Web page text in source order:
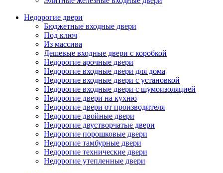
Недорогие двери
Бюджетные входные двери
Под ключ
Из массива
Дешевые входные двери с коробкой
Недорогие арочные двери
Недорогие входные двери для дома
Недорогие входные двери с установкой
Недорогие входные двери с шумоизоляцией
Недорогие двери на кухню
Недорогие двери от производителя
Недорогие двойные двери
Недорогие двустворчатые двери
Недорогие порошковые двери
Недорогие тамбурные двери
Недорогие технические двери
Недорогие утепленные двери